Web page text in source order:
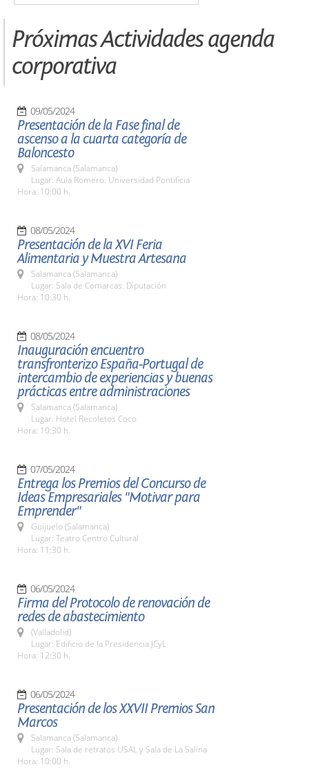
Próximas Actividades agenda
corporativa
09/05/2024
Presentación de la Fase final de
ascenso a la cuarta categoría de
Baloncesto
Salamanca (Salamanca)
Lugar: Aula Romero. Universidad Pontificia
Hora: 10:00 h.
08/05/2024
Presentación de la XVI Feria
Alimentaria y Muestra Artesana
Salamanca (Salamanca)
Lugar: Sala de Comarcas. Diputación
Hora: 10:30 h.
08/05/2024
Inauguración encuentro
transfronterizo España-Portugal de
intercambio de experiencias y buenas
prácticas entre administraciones
Salamanca (Salamanca)
Lugar: Hotel Recoletos Coco
Hora: 10:30 h.
07/05/2024
Entrega los Premios del Concurso de
Ideas Empresariales "Motivar para
Emprender"
Guijuelo (Salamanca)
Lugar: Teatro Centro Cultural
Hora: 11:30 h.
06/05/2024
Firma del Protocolo de renovación de
redes de abastecimiento
(Valladolid)
Lugar: Edificio de la Presidencia JCyL
Hora: 12:30 h.
06/05/2024
Presentación de los XXVII Premios San
Marcos
Salamanca (Salamanca)
Lugar: Sala de retratos USAL y Sala de La Salina
Hora: 10:00 h.